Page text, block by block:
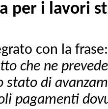
per i lavori
con la
che ne
stato di
pagamenti